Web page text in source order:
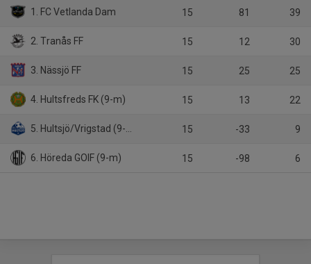
1. FC Vetlanda Dam 15 81 39
2. Tranås FF 15 12 30
3. Nässjö FF 15 25 25
4. Hultsfreds FK (9-m) 15 13 22
5. Hultsjö/Vrigstad (9-m) 15 -33 9
6. Höreda GOIF (9-m) 15 -98 6